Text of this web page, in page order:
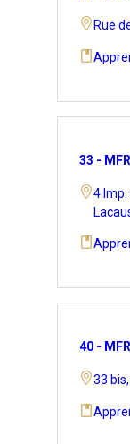
Rue
33 -
4
40 -
33